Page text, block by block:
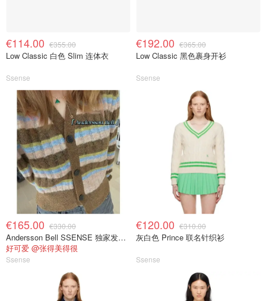
€114.00 €355.00
Low Classic 白色 Slim 连体衣
Ssense
€192.00 €365.00
Low Classic 黑色裹身开衫
Ssense
€165.00 €330.00
Andersson Bell SSENSE 独家发售多色 Kelly 开衫
好可爱 @张得美得很
Ssense
€120.00 €310.00
灰白色 Prince 联名针织衫
Ssense